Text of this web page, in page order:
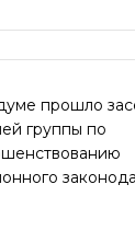
прошло
группы по